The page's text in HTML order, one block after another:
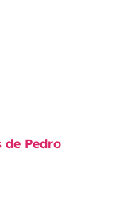
de Pedro